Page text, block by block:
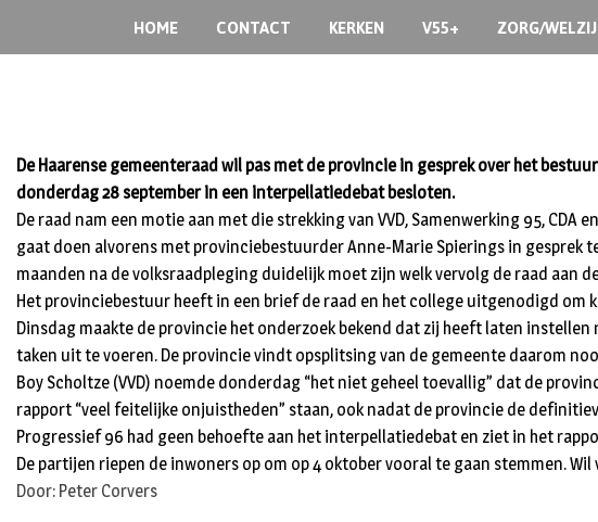
HOME CONTACT KERKEN V55+ ZORG/
De Haarense gemeenteraad wil pas met de provincie in gesprek over het
donderdag 28 september in een interpellatiedebat besloten.
De raad nam een motie aan met die strekking van VVD, Samenwerking 95,
gaat doen alvorens met provinciebestuurder Anne-Marie Spierings in gesprek
maanden na de volksraadpleging duidelijk moet zijn welk vervolg de raad aan
Het provinciebestuur heeft in een brief de raad en het college uitgenodigd
Dinsdag maakte de provincie het onderzoek bekend dat zij heeft laten
taken uit te voeren. De provincie vindt opsplitsing van de gemeente daarom
Boy Scholtze (VVD) noemde donderdag “het niet geheel toevallig” dat de
rapport “veel feitelijke onjuistheden” staan, ook nadat de provincie de
Progressief 96 had geen behoefte aan het interpellatiedebat en ziet in het
De partijen riepen de inwoners op om op 4 oktober vooral te gaan stemmen.
Door: Peter Corvers